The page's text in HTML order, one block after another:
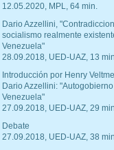
12.05.2020, MPL, 64 min.
Dario Azzellini,
socialismo realmente
Venezuela"
28.09.2018, UED-UAZ, 13
Introducción por Henry
Dario Azzellini:
Venezuela"
27.09.2018, UED-UAZ, 29
Debate
27.09.2018, UED-UAZ, 38